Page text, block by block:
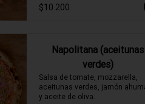
$10.200
Napolitana (aceitunas
verdes)
Salsa de tomate, mozzarella,
aceitunas verdes, jamón
y aceite de oliva.